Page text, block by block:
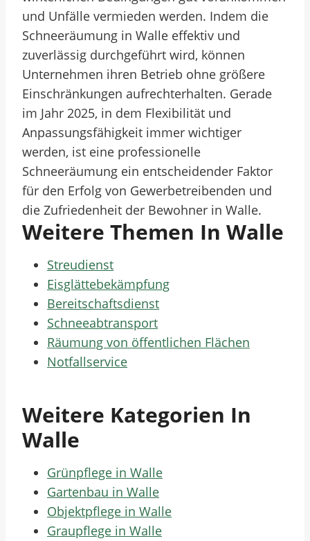
und Unfälle vermieden werden. Indem die
Schneeräumung in Walle effektiv und
zuverlässig durchgeführt wird, können
Unternehmen ihren Betrieb ohne größere
Einschränkungen aufrechterhalten. Gerade
im Jahr 2025, in dem Flexibilität und
Anpassungsfähigkeit immer wichtiger
werden, ist eine professionelle
Schneeräumung ein entscheidender Faktor
für den Erfolg von Gewerbetreibenden und
die Zufriedenheit der Bewohner in Walle.
Weitere Themen In Walle
Streudienst
Eisglättebekämpfung
Bereitschaftsdienst
Schneeabtransport
Räumung von öffentlichen Flächen
Notfallservice
Weitere Kategorien In
Walle
Grünpflege in Walle
Gartenbau in Walle
Objektpflege in Walle
Graupflege in Walle